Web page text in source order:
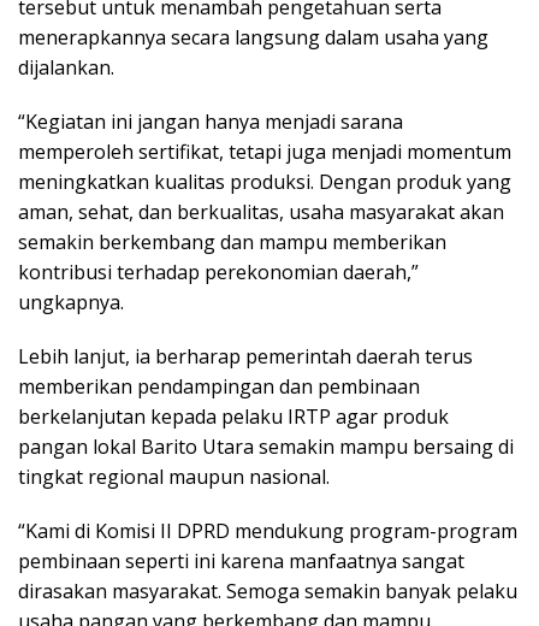
tersebut untuk menambah pengetahuan serta
menerapkannya secara langsung dalam usaha yang
dijalankan.
“Kegiatan ini jangan hanya menjadi sarana
memperoleh sertifikat, tetapi juga menjadi momentum
meningkatkan kualitas produksi. Dengan produk yang
aman, sehat, dan berkualitas, usaha masyarakat akan
semakin berkembang dan mampu memberikan
kontribusi terhadap perekonomian daerah,”
ungkapnya.
Lebih lanjut, ia berharap pemerintah daerah terus
memberikan pendampingan dan pembinaan
berkelanjutan kepada pelaku IRTP agar produk
pangan lokal Barito Utara semakin mampu bersaing di
tingkat regional maupun nasional.
“Kami di Komisi II DPRD mendukung program-program
pembinaan seperti ini karena manfaatnya sangat
dirasakan masyarakat. Semoga semakin banyak pelaku